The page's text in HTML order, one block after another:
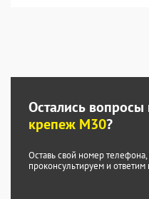
Остались вопросы
крепеж М30?
Оставь свой номер
проконсультируем и